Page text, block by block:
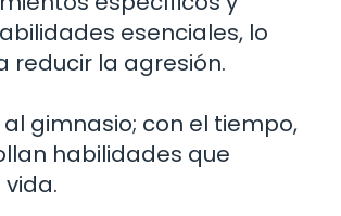
esenciales, lo
reducir la agresión.
al gimnasio; con el tiempo,
habilidades que